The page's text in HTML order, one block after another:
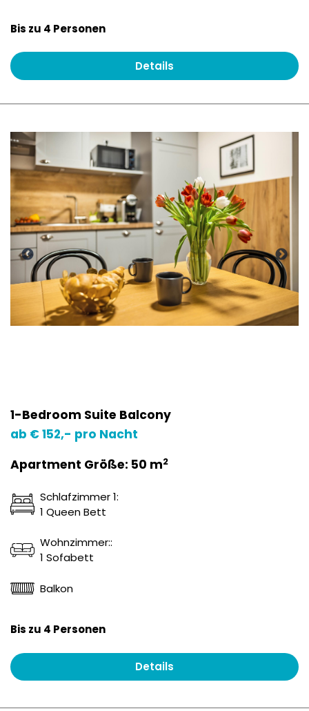
Details
Bis zu 4 Personen
1-Bedroom Suite Balcony
ab € 152,- pro Nacht
Apartment Größe: 50 m2
Schlafzimmer 1:
1 Queen Bett
Wohnzimmer::
1 Sofabett
Balkon
Details
Bis zu 4 Personen